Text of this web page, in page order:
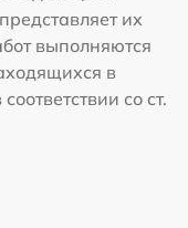
их
выполняются
в
со ст.